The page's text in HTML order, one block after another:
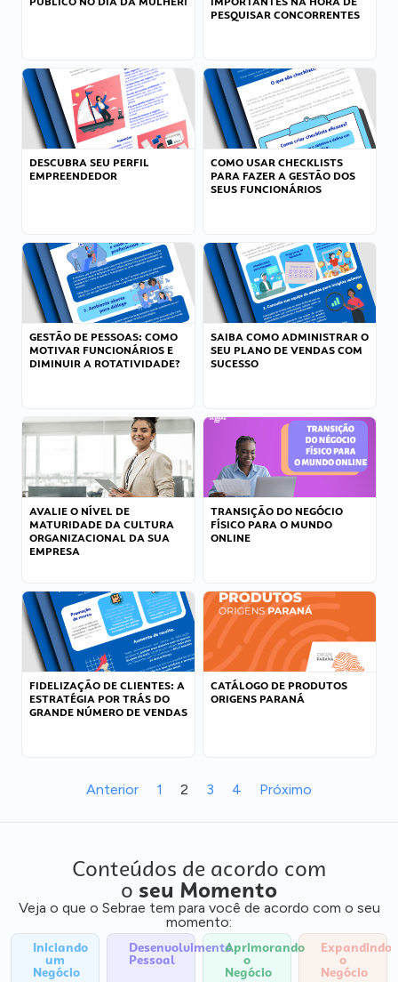
PESQUISAR CONCORRENTES
DESCUBRA SEU PERFIL
EMPREENDEDOR
COMO USAR CHECKLISTS
PARA FAZER A GESTÃO DOS
SEUS FUNCIONÁRIOS
GESTÃO DE PESSOAS: COMO
MOTIVAR FUNCIONÁRIOS E
DIMINUIR A ROTATIVIDADE?
SAIBA COMO ADMINISTRAR O
SEU PLANO DE VENDAS COM
SUCESSO
AVALIE O NÍVEL DE
MATURIDADE DA CULTURA
ORGANIZACIONAL DA SUA
EMPRESA
TRANSIÇÃO DO NEGÓCIO
FÍSICO PARA O MUNDO
ONLINE
FIDELIZAÇÃO DE CLIENTES: A
ESTRATÉGIA POR TRÁS DO
GRANDE NÚMERO DE VENDAS
CATÁLOGO DE PRODUTOS
ORIGENS PARANÁ
Anterior 1 2 3 4 Próximo
Conteúdos de acordo com
o seu Momento
Veja o que o Sebrae tem para você de acordo com o seu
momento:
Iniciando
um
Negócio
Desenvolvimento
Pessoal
Aprimorando
o
Negócio
Expandindo
o
Negócio